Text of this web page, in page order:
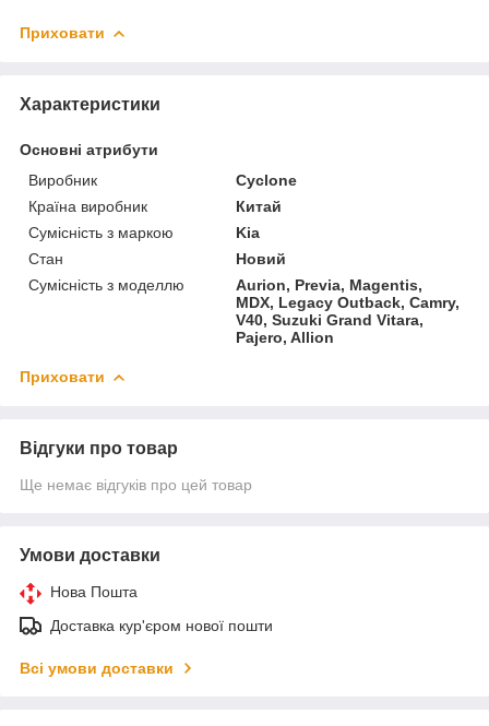
Приховати
Характеристики
Основні атрибути
Виробник
Cyclone
Країна виробник
Китай
Сумісність з маркою
Kia
Стан
Новий
Сумісність з моделлю
Aurion, Previa, Magentis,
MDX, Legacy Outback, Camry,
V40, Suzuki Grand Vitara,
Pajero, Allion
Приховати
Відгуки про товар
Ще немає відгуків про цей товар
Умови доставки
Нова Пошта
Доставка кур'єром нової пошти
Всі умови доставки